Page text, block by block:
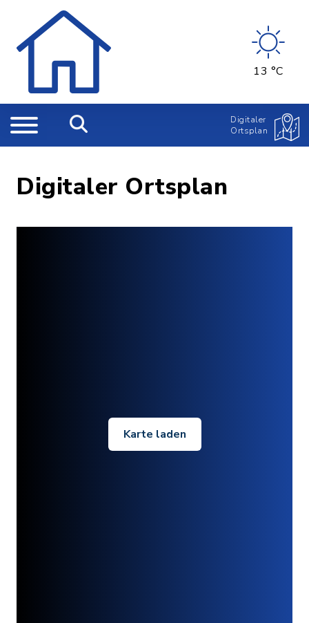
13 °C
Digitaler
Ortsplan
Digitaler Ortsplan
Karte laden